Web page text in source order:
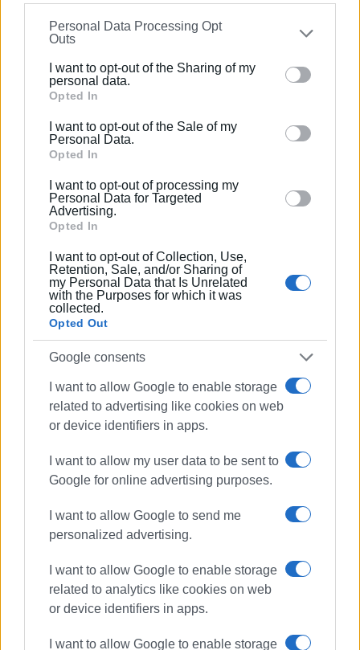
information may also be disclosed by us to third parties
on theIAB’s List of Downstream Participants
that may
further disclose it to other third parties.
Please note that this website/app uses one or more
Google services and may gather and store information
behaviour. You may click to grant or deny consent to
Google and its third-party tags to use your data for
section.
Personal Data Processing Opt
Outs
I want to opt-out of the Sharing of my
personal data.
Opted In
I want to opt-out of the Sale of my
Personal Data.
Opted In
I want to opt-out of processing my
Personal Data for Targeted
Advertising.
Opted In
I want to opt-out of Collection, Use,
Retention, Sale, and/or Sharing of
my Personal Data that Is Unrelated
with the Purposes for which it was
collected.
Opted Out
Google consents
I want to allow Google to enable storage
related to advertising like cookies on web
or device identifiers in apps.
I want to allow my user data to be sent to
Google for online advertising purposes.
I want to allow Google to send me
personalized advertising.
I want to allow Google to enable storage
related to analytics like cookies on web
or device identifiers in apps.
I want to allow Google to enable storage
Ακολουθήστε το enimerosi στο Facebook
Συνδρομητές στο e-paper